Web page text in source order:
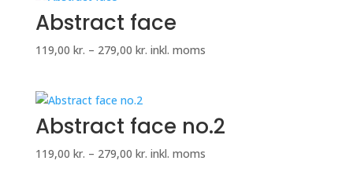
Abstract face
119,00 kr. – 279,00 kr.Prisinterval:
inkl. moms
Abstract face no.2
119,00 kr. – 279,00 kr.Prisinterval:
inkl. moms